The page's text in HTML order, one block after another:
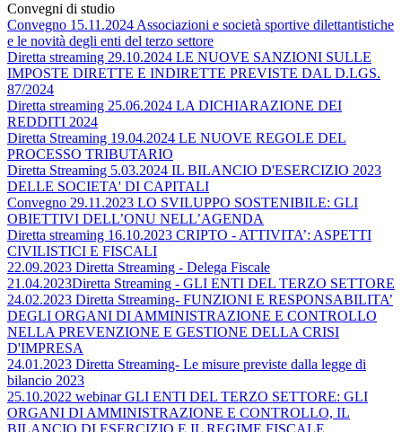
Convegni di studio
Convegno 15.11.2024 Associazioni e società sportive dilettantistiche
e le novità degli enti del terzo settore
Diretta streaming 29.10.2024 LE NUOVE SANZIONI SULLE
IMPOSTE DIRETTE E INDIRETTE PREVISTE DAL D.LGS.
87/2024
Diretta streaming 25.06.2024 LA DICHIARAZIONE DEI
REDDITI 2024
Diretta Streaming 19.04.2024 LE NUOVE REGOLE DEL
PROCESSO TRIBUTARIO
Diretta Streaming 5.03.2024 IL BILANCIO D'ESERCIZIO 2023
DELLE SOCIETA' DI CAPITALI
Convegno 29.11.2023 LO SVILUPPO SOSTENIBILE: GLI
OBIETTIVI DELL’ONU NELL’AGENDA
Diretta streaming 16.10.2023 CRIPTO - ATTIVITA’: ASPETTI
CIVILISTICI E FISCALI
22.09.2023 Diretta Streaming - Delega Fiscale
21.04.2023Diretta Streaming - GLI ENTI DEL TERZO SETTORE
24.02.2023 Diretta Streaming- FUNZIONI E RESPONSABILITA’
DEGLI ORGANI DI AMMINISTRAZIONE E CONTROLLO
NELLA PREVENZIONE E GESTIONE DELLA CRISI
D'IMPRESA
24.01.2023 Diretta Streaming- Le misure previste dalla legge di
bilancio 2023
25.10.2022 webinar GLI ENTI DEL TERZO SETTORE: GLI
ORGANI DI AMMINISTRAZIONE E CONTROLLO, IL
BILANCIO DI ESERCIZIO E IL REGIME FISCALE